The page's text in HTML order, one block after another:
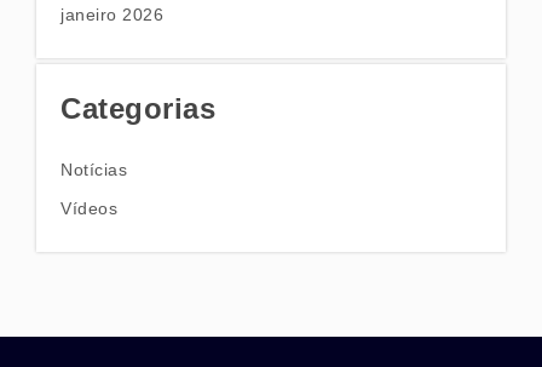
janeiro 2026
Categorias
Notícias
Vídeos